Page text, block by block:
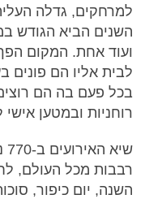
למרחקים, גדלה
השנים הביא הגודש
ועוד אחת. המקום
לבית אליו הם פונים
בכל פעם בה הם
רוחניות ובמטען
רבבות מכל העולם,
השנה, יום כיפור,